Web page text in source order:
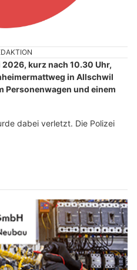
kurz nach 10.30 Uhr,
in Allschwil
Personenwagen und einem
dabei verletzt. Die Polizei